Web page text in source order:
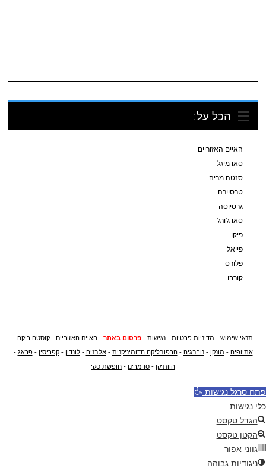
הכל על:
האיים האזוריים
סאו מיגל
סנטה מריה
טרסיירה
גרסיוסה
סאו ג'ורג'
פיקו
פייאל
פלורס
קורבו
תנאי שימוש - מדיניות פרטיות - נגישות - פרסום באתר - האיים האזוריים - קוסטה ריקה -
אתיופיה - מונקו -נורבגיה -הרפובליקה הדומיניקנית -אלבניה -לונדון -קפריסין -פראג -
הוותיקן - סן מרינו - חופשת סקי
פתח סרגל נגישות
כלי נגישות
הגדל טקסט
הקטן טקסט
גווני אפור
ניגודיות גבוהה